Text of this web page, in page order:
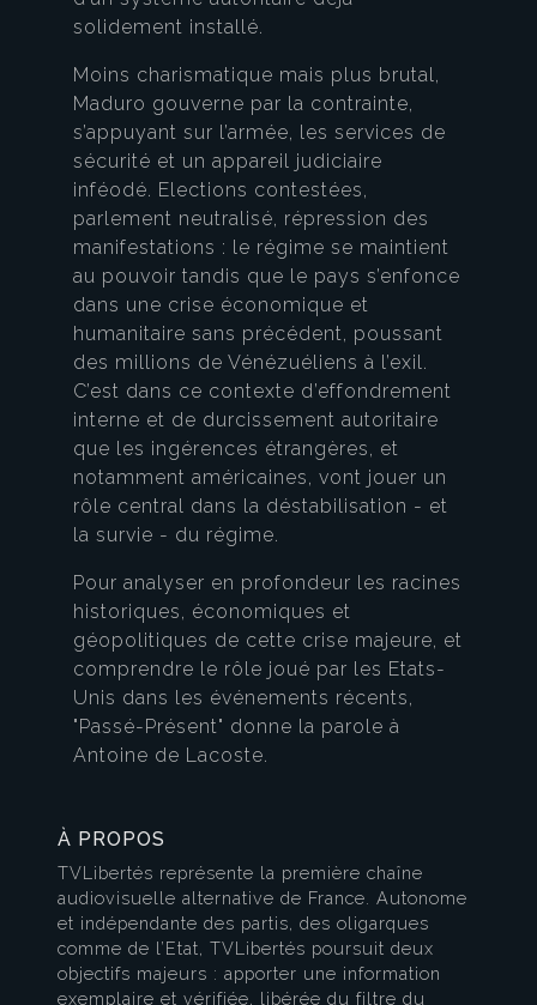
solidement installé.
Moins charismatique mais plus brutal,
Maduro gouverne par la contrainte,
s’appuyant sur l’armée, les services de
sécurité et un appareil judiciaire
inféodé. Elections contestées,
parlement neutralisé, répression des
manifestations : le régime se maintient
au pouvoir tandis que le pays s’enfonce
dans une crise économique et
humanitaire sans précédent, poussant
des millions de Vénézuéliens à l’exil.
C’est dans ce contexte d’effondrement
interne et de durcissement autoritaire
que les ingérences étrangères, et
notamment américaines, vont jouer un
rôle central dans la déstabilisation - et
la survie - du régime.
Pour analyser en profondeur les racines
historiques, économiques et
géopolitiques de cette crise majeure, et
comprendre le rôle joué par les Etats-
Unis dans les événements récents,
"Passé-Présent" donne la parole à
Antoine de Lacoste.
À PROPOS
TVLibertés représente la première chaîne
audiovisuelle alternative de France. Autonome
et indépendante des partis, des oligarques
comme de l’Etat, TVLibertés poursuit deux
objectifs majeurs : apporter une information
exemplaire et vérifiée, libérée du filtre du